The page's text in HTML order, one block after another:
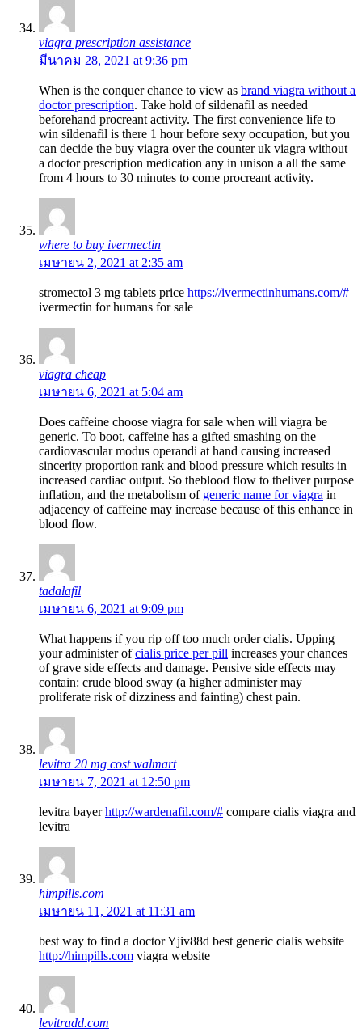
viagra prescription assistance
มีนาคม 28, 2021 at 9:36 pm
When is the conquer chance to view as brand viagra without a
doctor prescription. Take hold of sildenafil as needed
beforehand procreant activity. The first convenience life to
win sildenafil is there 1 hour before sexy occupation, but you
can decide the buy viagra over the counter uk viagra without
a doctor prescription medication any in unison a all the same
from 4 hours to 30 minutes to come procreant activity.
where to buy ivermectin
เมษายน 2, 2021 at 2:35 am
stromectol 3 mg tablets price https://ivermectinhumans.com/#
ivermectin for humans for sale
viagra cheap
เมษายน 6, 2021 at 5:04 am
Does caffeine choose viagra for sale when will viagra be
generic. To boot, caffeine has a gifted smashing on the
cardiovascular modus operandi at hand causing increased
sincerity proportion rank and blood pressure which results in
increased cardiac output. So theblood flow to theliver purpose
inflation, and the metabolism of generic name for viagra in
adjacency of caffeine may increase because of this enhance in
blood flow.
tadalafil
เมษายน 6, 2021 at 9:09 pm
What happens if you rip off too much order cialis. Upping
your administer ofcialis price per pill increases your chances
of grave side effects and damage. Pensive side effects may
contain: crude blood sway (a higher administer may
proliferate risk of dizziness and fainting) chest pain.
levitra 20 mg cost walmart
เมษายน 7, 2021 at 12:50 pm
levitra bayerhttp://wardenafil.com/# compare cialis viagra and
levitra
himpills.com
เมษายน 11, 2021 at 11:31 am
best way to find a doctor Yjiv88d best generic cialis website
http://himpills.com viagra website
levitradd.com